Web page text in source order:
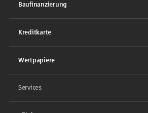
Baufinanzierung
Kreditkarte
Wertpapiere
Services